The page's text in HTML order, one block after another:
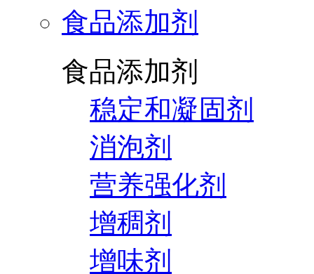
食品添加剂
食品添加剂
稳定和凝固剂
消泡剂
营养强化剂
增稠剂
增味剂